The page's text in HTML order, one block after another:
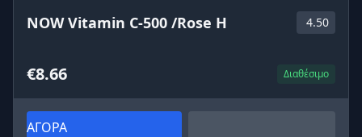
NOW Vitamin C-500 /Rose H 4.50
€8.66 Διαθέσιμο
ΑΓΟΡΑ